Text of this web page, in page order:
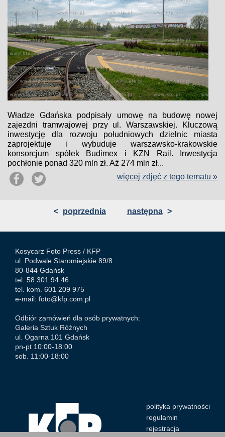
Władze Gdańska podpisały umowę na budowę nowej
zajezdni tramwajowej przy ul. Warszawskiej. Kluczową
inwestycję dla rozwoju południowych dzielnic miasta
zaprojektuje i wybuduje warszawsko-krakowskie
konsorcjum spółek Budimex i KZN Rail. Inwestycja
pochłonie ponad 320 mln zł. Aż 274 mln zł...
więcej zdjęć z tego tematu »
< poprzednia następna >
Kosycarz Foto Press / KFP
ul. Podwale Staromiejskie 89/8
80-844 Gdańsk
tel. 58 301 94 46
tel. kom. 601 209 975
e-mail: foto@kfp.com.pl
Odbiór zamówień dla osób prywatnych:
Galeria Sztuk Różnych
ul. Ogarna 101 Gdańsk
pn-pt 10:00-18:00
sob. 11:00-18:00
polityka prywatności
regulamin
rejestracja